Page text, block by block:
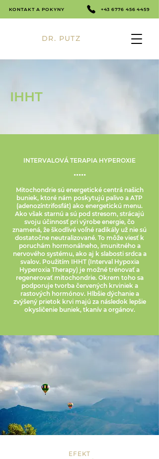
DR. PUTZ
KONTAKT A POKYNY +43 6776 456 4459
IHHT
INTERVALOVÁ TERAPIA HYPEROXIE
.....
Mitochondrie sú energetické centrá našich
buniek, ktoré nám poskytujú palivo a ATP
(adenozíntrifosfát) ako energetickú menu.
Ako však starnú a sú pod stresom, strácajú
svoju účinnosť pri výrobe energie, čo
znamená, že škodlivé voľné radikály už nie sú
dostatočne neutralizované. To môže viesť k
poruchám hormonálneho, imunitného a
nervového systému, ako aj k slabosti srdca a
svalov. Použitím IHHT (Interval Hypoxia
Hyperoxia Therapy) je možné trénovať a
regenerovať mitochondrie. Okrem toho sa
podporuje tvorba červených krviniek a
rastových hormónov. Hlbšie dýchanie a
zvýšený prietok krvi majú za následok lepšie
okysličenie buniek, tkanív a orgánov.
EFEKT